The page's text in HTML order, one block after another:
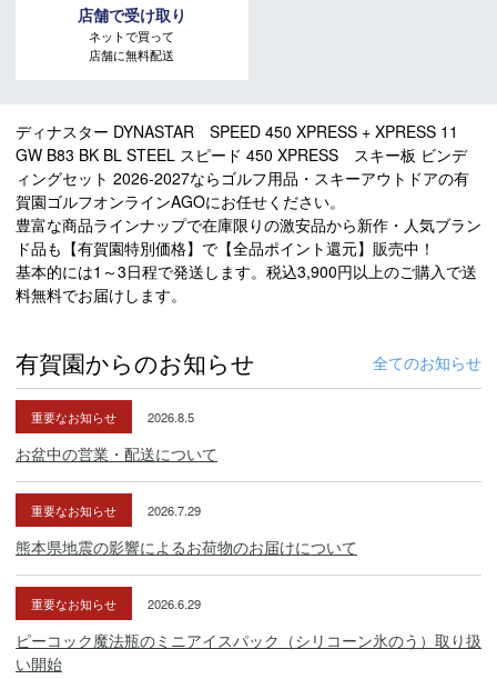
店舗で受け取り
ネットで買って
店舗に無料配送
ディナスター DYNASTAR SPEED 450 XPRESS + XPRESS 11
GW B83 BK BL STEEL スピード 450 XPRESS スキー板 ビンデ
ィングセット 2026-2027ならゴルフ用品・スキーアウトドアの有
賀園ゴルフオンラインAGOにお任せください。
豊富な商品ラインナップで在庫限りの激安品から新作・人気ブラン
ド品も【有賀園特別価格】で【全品ポイント還元】販売中！
基本的には1～3日程で発送します。税込3,900円以上のご購入で送
料無料でお届けします。
有賀園からのお知らせ 全てのお知らせ
重要なお知らせ 2026.8.5
お盆中の営業・配送について
重要なお知らせ 2026.7.29
熊本県地震の影響によるお荷物のお届けについて
重要なお知らせ 2026.6.29
ピーコック魔法瓶のミニアイスパック（シリコーン氷のう）取り扱
い開始